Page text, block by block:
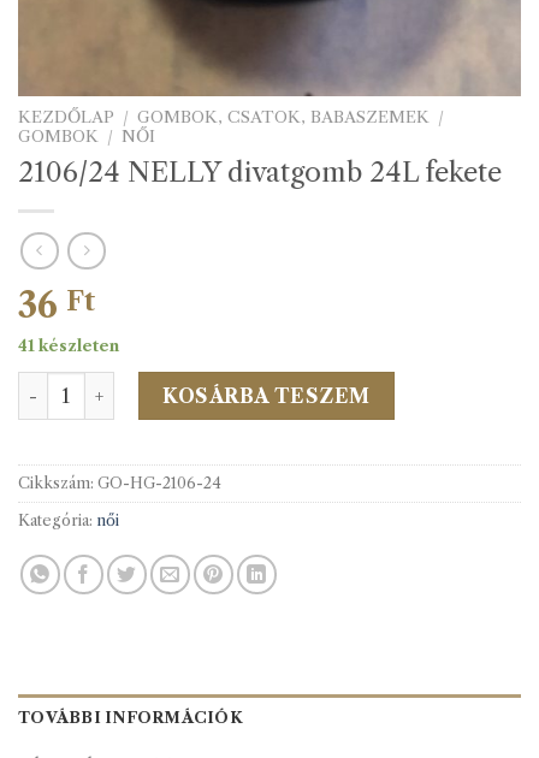
KEZDŐLAP / GOMBOK, CSATOK, BABASZEMEK /
GOMBOK / NŐI
2106/24 NELLY divatgomb 24L fekete
36 Ft
41 készleten
2106/24 NELLY divatgomb 24L fekete mennyiség
KOSÁRBA TESZEM
Cikkszám: GO-HG-2106-24
Kategória: női
TOVÁBBI INFORMÁCIÓK